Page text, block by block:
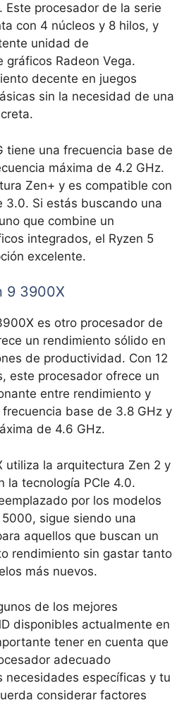
Este procesador de la serie
con 4 núcleos y 8 hilos, y
unidad de
gráficos Radeon Vega.
decente en juegos
sin la necesidad de una
tiene una frecuencia base de
máxima de 4.2 GHz.
Zen+ y es compatible con
3.0. Si estás buscando una
que combine un
integrados, el Ryzen 5
excelente.
9 3900X
es otro procesador de
un rendimiento sólido en
de productividad. Con 12
este procesador ofrece un
entre rendimiento y
base de 3.8 GHz y
de 4.6 GHz.
utiliza la arquitectura Zen 2 y
la tecnología PCIe 4.0.
por los modelos
sigue siendo una
aquellos que buscan un
rendimiento sin gastar tanto
más nuevos.
de los mejores
disponibles actualmente en
tener en cuenta que
adecuado
necesidades específicas y tu
considerar factores